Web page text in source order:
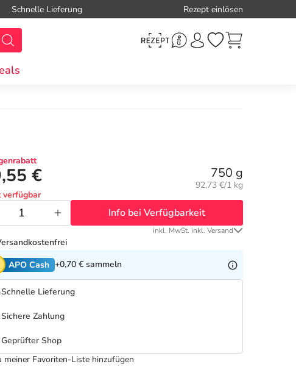
Schnelle Lieferung Rezept einlösen
€ 750 g
Grundpreis:
92,73 €/1 kg
verfügbar
Info bei Verfügbarkeit
inkl. MwSt. inkl. Versand
APO Cash +0,70 € sammeln
Schnelle Lieferung
Sichere Zahlung
Geprüfter Shop
meiner Favoriten-Liste hinzufügen